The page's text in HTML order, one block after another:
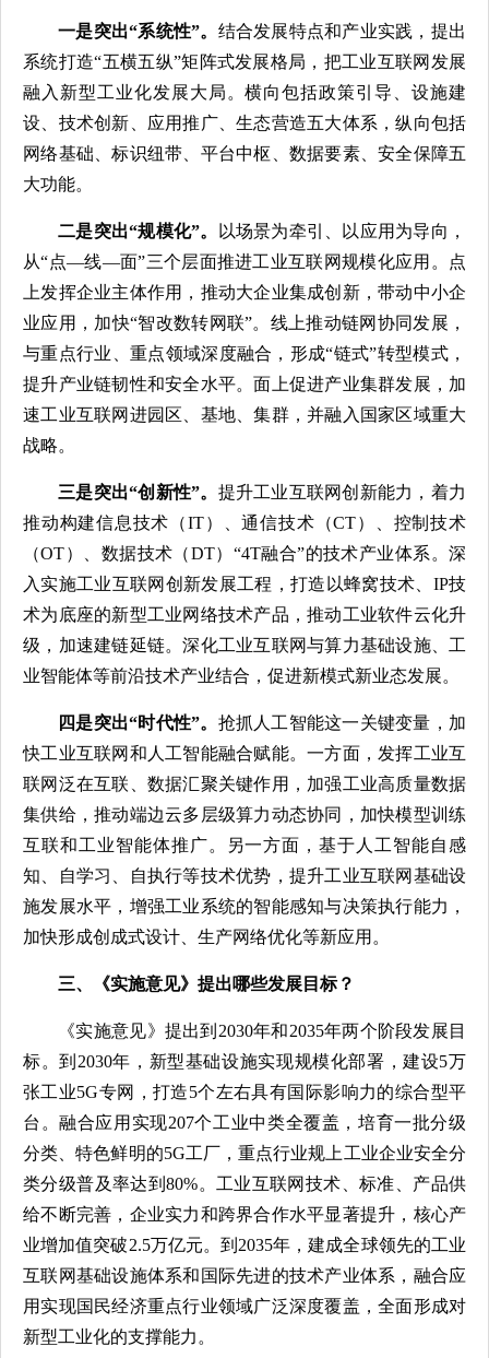
一是突出“系统性”。 结合发展特点和产业实践，提出
系统打造“五横五纵”矩阵式发展格局，把工业互联网发展
融入新型工业化发展大局。横向包括政策引导、设施建
设、技术创新、应用推广、生态营造五大体系，纵向包括
网络基础、标识纽带、平台中枢、数据要素、安全保障五
大功能。
二是突出“规模化”。
以场景为牵引、以应用为导向，
从“点—线—面”三个层面推进工业互联网规模化应用。点
上发挥企业主体作用，推动大企业集成创新，带动中小企
业应用，加快“智改数转网联”。线上推动链网协同发展，
与重点行业、重点领域深度融合，形成“链式”转型模式，
提升产业链韧性和安全水平。面上促进产业集群发展，加
速工业互联网进园区、基地、集群，并融入国家区域重大
战略。
三是突出“创新性”。 提升工业互联网创新能力，着力
推动构建信息技术（IT）、通信技术（CT）、控制技术
（OT）、数据技术（DT）“4T融合”的技术产业体系。深
入实施工业互联网创新发展工程，打造以蜂窝技术、IP技
术为底座的新型工业网络技术产品，推动工业软件云化升
级，加速建链延链。深化工业互联网与算力基础设施、工
业智能体等前沿技术产业结合，促进新模式新业态发展。
四是突出“时代性”。 抢抓人工智能这一关键变量，加
快工业互联网和人工智能融合赋能。一方面，发挥工业互
联网泛在互联、数据汇聚关键作用，加强工业高质量数据
集供给，推动端边云多层级算力动态协同，加快模型训练
互联和工业智能体推广。另一方面，基于人工智能自感
知、自学习、自执行等技术优势，提升工业互联网基础设
施发展水平，增强工业系统的智能感知与决策执行能力，
加快形成创成式设计、生产网络优化等新应用。
三、《实施意见》提出哪些发展目标？
《实施意见》提出到2030年和2035年两个阶段发展目
标。到2030年，新型基础设施实现规模化部署，建设5万
张工业5G专网，打造5个左右具有国际影响力的综合型平
台。融合应用实现207个工业中类全覆盖，培育一批分级
分类、特色鲜明的5G工厂，重点行业规上工业企业安全分
类分级普及率达到80%。工业互联网技术、标准、产品供
给不断完善，企业实力和跨界合作水平显著提升，核心产
业增加值突破2.5万亿元。到2035年，建成全球领先的工业
互联网基础设施体系和国际先进的技术产业体系，融合应
用实现国民经济重点行业领域广泛深度覆盖，全面形成对
新型工业化的支撑能力。